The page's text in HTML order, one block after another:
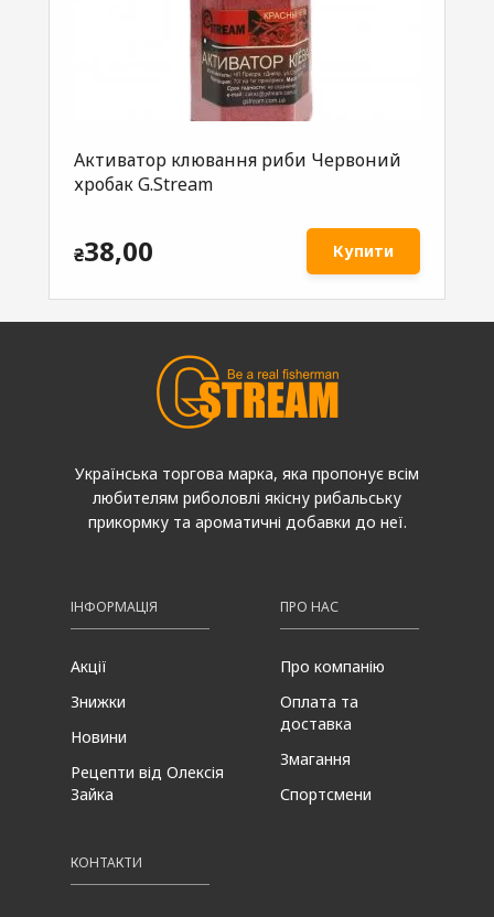
Активатор клювання риби Червоний
хробак G.Stream
₴38,00 Купити
Українська торгова марка, яка пропонує всім
любителям риболовлі якісну рибальську
прикормку та ароматичні добавки до неї.
ІНФОРМАЦІЯ
Акції
Знижки
Новини
Рецепти від Олексія
Зайка
ПРО НАС
Про компанію
Оплата та
доставка
Змагання
Спортсмени
КОНТАКТИ